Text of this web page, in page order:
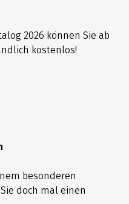
2026 können Sie ab
kostenlos!
besonderen
doch mal einen